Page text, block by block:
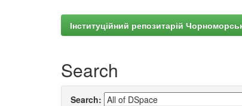
Інституційний репозитарій
Search
Search: